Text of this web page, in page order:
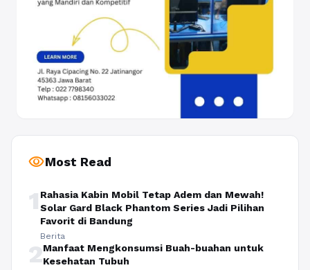
visibilityMost Read
1 Rahasia Kabin Mobil Tetap Adem dan Mewah!
Solar Gard Black Phantom Series Jadi Pilihan
Favorit di Bandung
Berita
2Manfaat Mengkonsumsi Buah-buahan untuk
Kesehatan Tubuh